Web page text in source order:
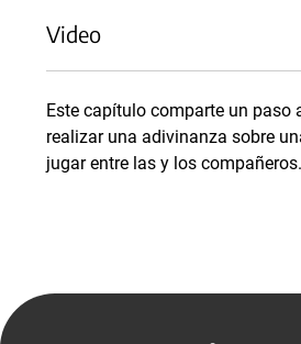
Video
Este capítulo comparte un paso
realizar una adivinanza sobre
jugar entre las y los compañeros.